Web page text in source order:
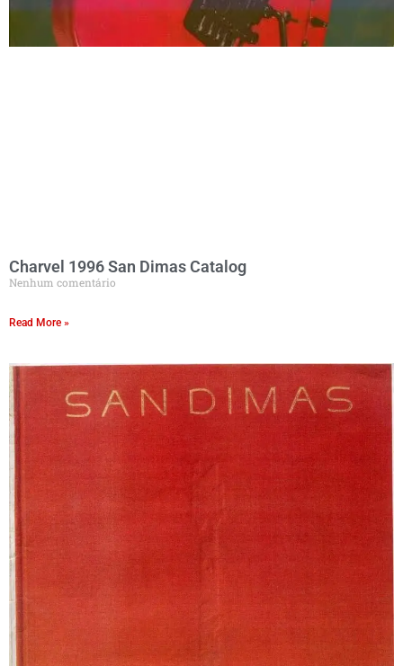
Charvel 1996 San Dimas Catalog
Nenhum comentário
Read More »